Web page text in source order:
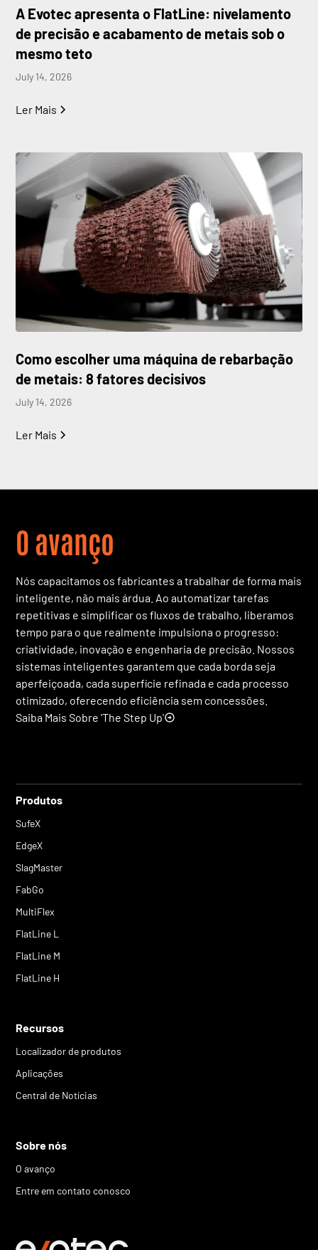
A Evotec apresenta o FlatLine: nivelamento
de precisão e acabamento de metais sob o
mesmo teto
July 14, 2026
Ler Mais
Como escolher uma máquina de rebarbação
de metais: 8 fatores decisivos
July 14, 2026
Ler Mais
O avanço
Nós capacitamos os fabricantes a trabalhar de forma mais
inteligente, não mais árdua. Ao automatizar tarefas
repetitivas e simplificar os fluxos de trabalho, liberamos
tempo para o que realmente impulsiona o progresso:
criatividade, inovação e engenharia de precisão. Nossos
sistemas inteligentes garantem que cada borda seja
aperfeiçoada, cada superfície refinada e cada processo
otimizado, oferecendo eficiência sem concessões.
Saiba Mais Sobre 'The Step Up'
Produtos
SufeX
EdgeX
SlagMaster
FabGo
MultiFlex
FlatLine L
FlatLine M
FlatLine H
Recursos
Localizador de produtos
Aplicações
Central de Notícias
Sobre nós
O avanço
Entre em contato conosco